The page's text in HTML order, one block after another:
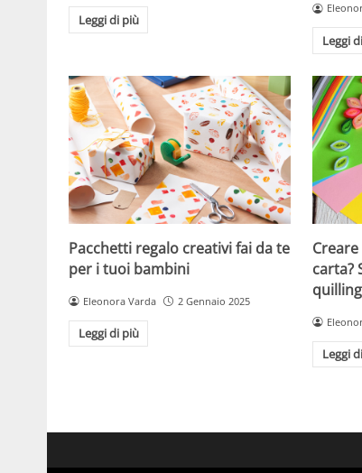
Leggi di più
Leggi
Pacchetti regalo creativi fai da te
per i tuoi bambini
Eleonora Varda 2 Gennaio 2025
Leggi di più
carta?
quilling
Leggi